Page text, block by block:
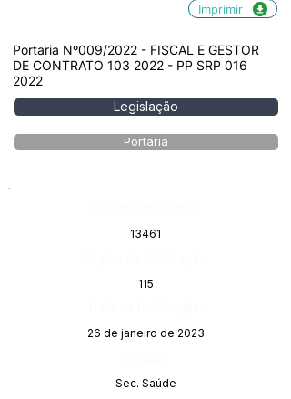
Imprimir
Portaria Nº009/2022 - FISCAL E GESTOR
DE CONTRATO 103 2022 - PP SRP 016
2022
Legislação
Portaria
13461
115
26 de janeiro de 2023
Sec. Saúde